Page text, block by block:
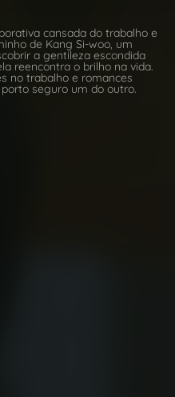
cansada do trabalho e
de Kang Si-woo, um
a gentileza escondida
reencontra o brilho na vida.
no trabalho e romances
seguro um do outro.